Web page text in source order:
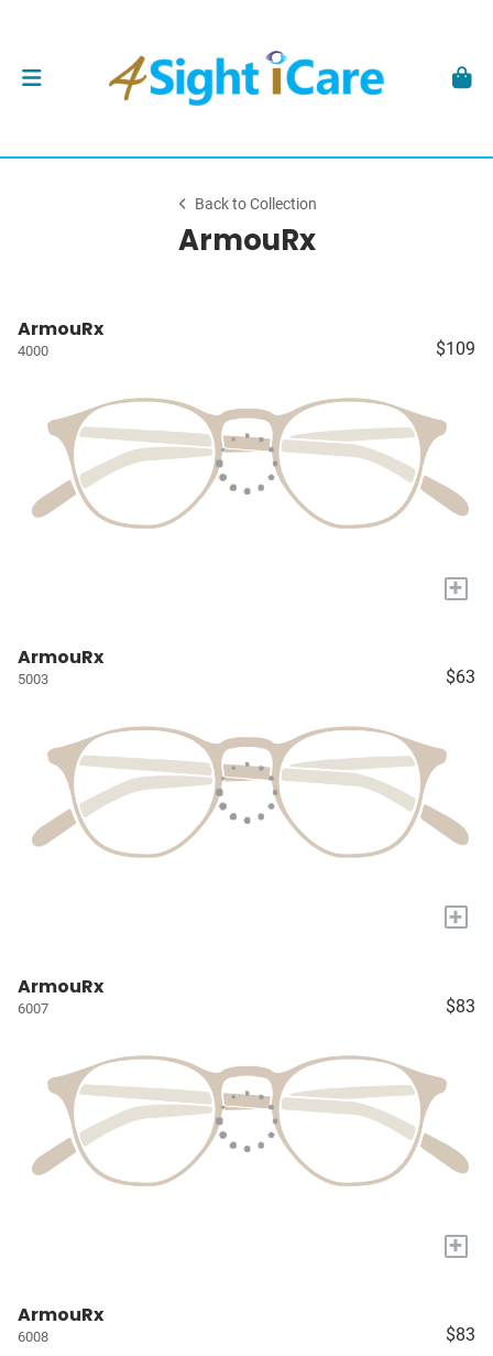
Back to Collection
ArmouRx
ArmouRx
4000 $109
+
ArmouRx
5003 $63
+
ArmouRx
6007 $83
+
ArmouRx
6008 $83